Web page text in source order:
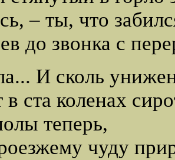
– ты, что
до звонка с
И сколь
в ста коленах
теперь,
чуду